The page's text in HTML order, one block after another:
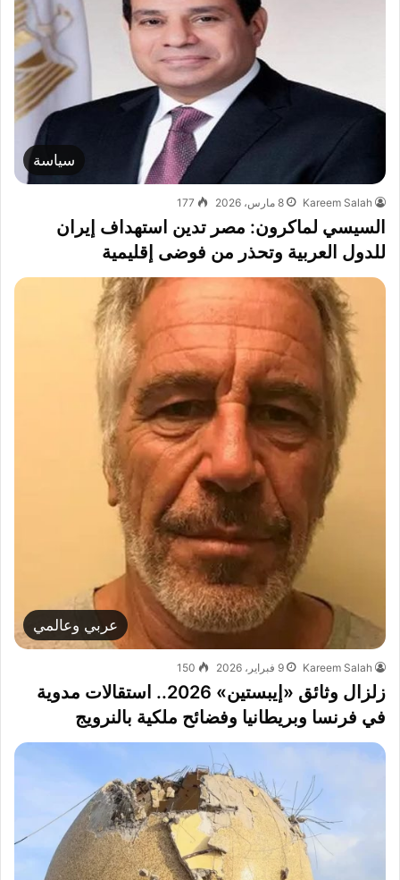
سياسة
Kareem Salah 8 مارس، 2026 177
السيسي لماكرون: مصر تدين استهداف إيران
للدول العربية وتحذر من فوضى إقليمية
عربي وعالمي
Kareem Salah 9 فبراير، 2026 150
زلزال وثائق «إيبستين» 2026.. استقالات مدوية
في فرنسا وبريطانيا وفضائح ملكية بالنرويج